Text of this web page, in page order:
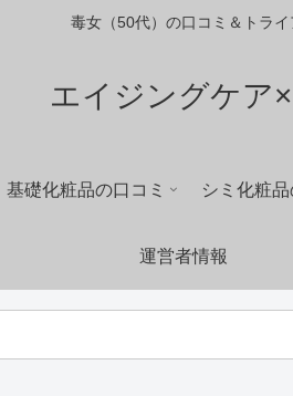
毒女（50代）の口コミ＆トラ
エイジングケア
基礎化粧品の口コミ シミ化粧品
運営者情報